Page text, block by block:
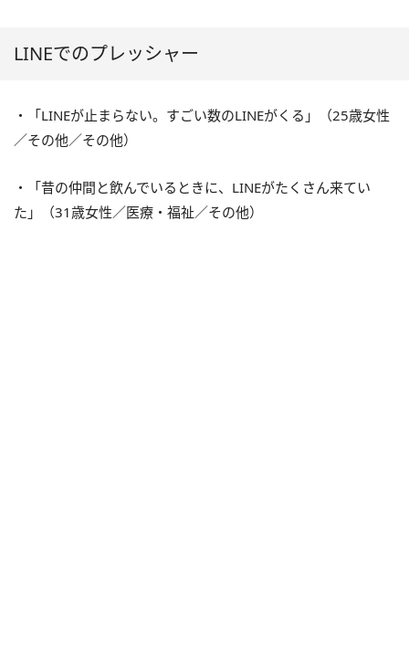
LINEでのプレッシャー
・「LINEが止まらない。すごい数のLINEがくる」（25歳女性
／その他／その他）
・「昔の仲間と飲んでいるときに、LINEがたくさん来てい
た」（31歳女性／医療・福祉／その他）